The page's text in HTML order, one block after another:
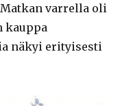
varrella oli
kauppa
näkyi erityisesti